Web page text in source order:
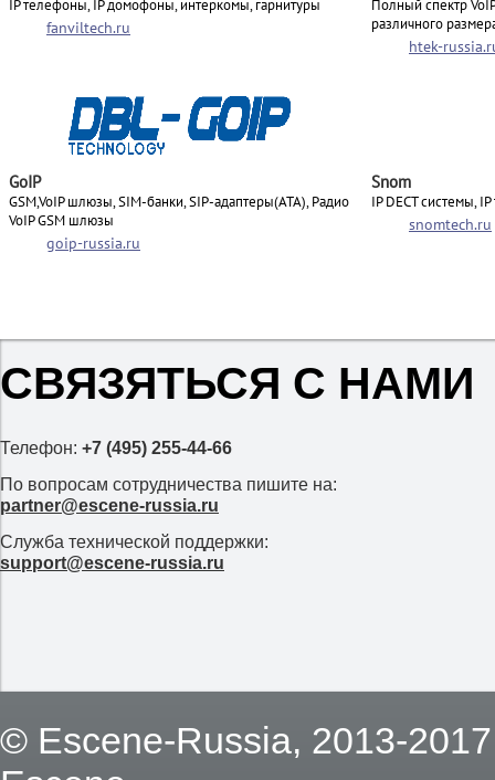
СВЯЗЯТЬСЯ С НАМИ
Телефон: +7 (495) 255-44-66
По вопросам сотрудничества пишите на:
partner@escene-russia.ru
Служба технической поддержки:
support@escene-russia.ru
© Escene-Russia, 2013-